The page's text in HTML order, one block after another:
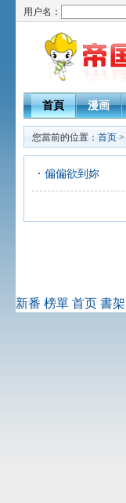
用户名：
首頁 漫画
您當前的位置： 首页 >
偏偏欲到妳
新番 榜單 首页 書架